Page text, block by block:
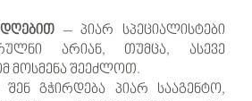
– პიარ სპეციალისტები
არიან, თუმცა, ასევე
მოსმენა შეეძლოთ.
გჭირდება პიარ სააგენტო,